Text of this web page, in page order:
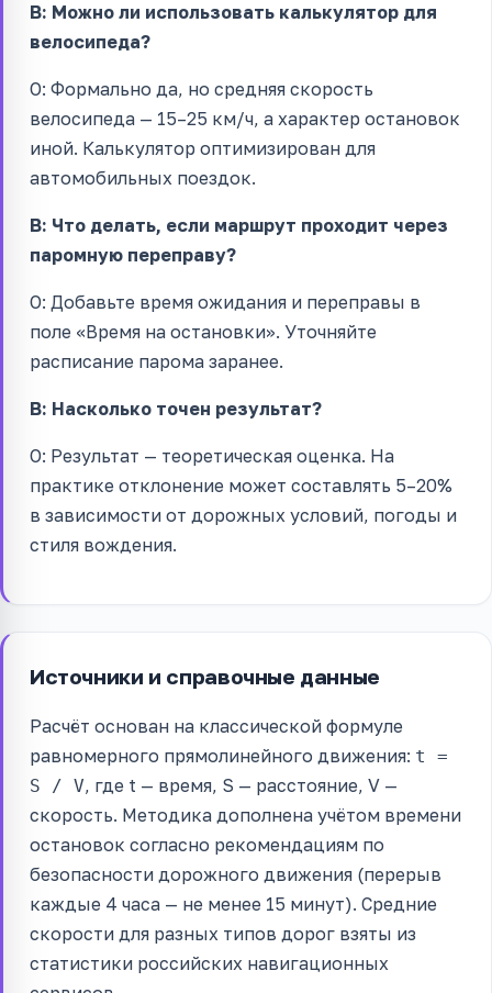
В: Можно ли использовать калькулятор для
велосипеда?
О: Формально да, но средняя скорость
велосипеда — 15–25 км/ч, а характер остановок
иной. Калькулятор оптимизирован для
автомобильных поездок.
В: Что делать, если маршрут проходит через
паромную переправу?
О: Добавьте время ожидания и переправы в
поле «Время на остановки». Уточняйте
расписание парома заранее.
В: Насколько точен результат?
О: Результат — теоретическая оценка. На
практике отклонение может составлять 5–20%
в зависимости от дорожных условий, погоды и
стиля вождения.
Источники и справочные данные
Расчёт основан на классической формуле
равномерного прямолинейного движения: t =
S / V, где t — время, S — расстояние, V —
скорость. Методика дополнена учётом времени
остановок согласно рекомендациям по
безопасности дорожного движения (перерыв
каждые 4 часа — не менее 15 минут). Средние
скорости для разных типов дорог взяты из
статистики российских навигационных